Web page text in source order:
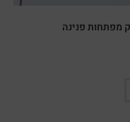
מפתחות פנינה